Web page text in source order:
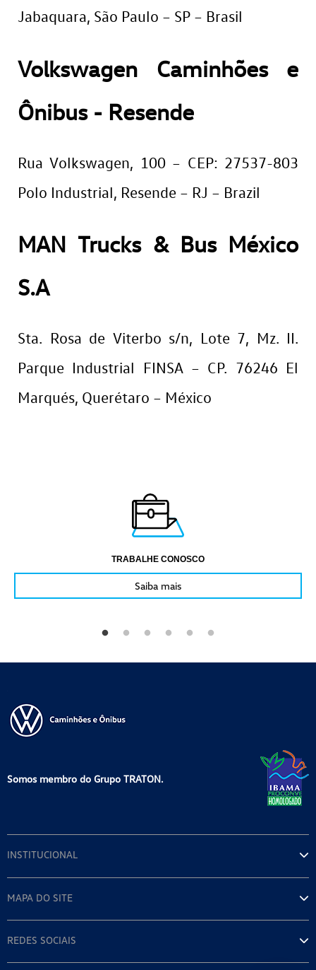
Jabaquara, São Paulo – SP – Brasil
Volkswagen Caminhões e
Ônibus - Resende
Rua Volkswagen, 100 – CEP: 27537-803
Polo Industrial, Resende – RJ – Brazil
MAN Trucks & Bus México
S.A
Sta. Rosa de Viterbo s/n, Lote 7, Mz. II.
Parque Industrial FINSA – CP. 76246 El
Marqués, Querétaro – México
TRABALHE CONOSCO
Saiba mais
Somos membro do Grupo TRATON.
INSTITUCIONAL
MAPA DO SITE
REDES SOCIAIS